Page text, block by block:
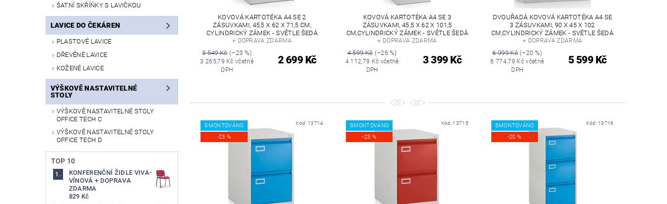
ŠATNÍ SKŘÍŇKY S LAVIČKOU
LAVICE DO ČEKÁREN
PLASTOVÉ LAVICE
DŘEVĚNÉ LAVICE
KOŽENÉ LAVICE
VÝŠKOVĚ NASTAVITELNÉ
STOLY
VÝŠKOVĚ NASTAVITELNÉ STOLY
OFFICE TECH C
VÝŠKOVĚ NASTAVITELNÉ STOLY
OFFICE TECH D
TOP 10
KONFERENČNÍ ŽIDLE VIVA-
VÍNOVÁ + DOPRAVA
ZDARMA
829 Kč
KOVOVÁ KARTOTÉKA A4 SE 2
ZÁSUVKAMI, 45,5 X 62 X 71,5 CM,
CYLINDRICKÝ ZÁMEK - SVĚTLE ŠEDÁ
+ DOPRAVA ZDARMA
3 549 Kč(–23 %)
3 265,79 Kč včetně
DPH
2 699 Kč
KOVOVÁ KARTOTÉKA A4 SE 3
ZÁSUVKAMI, 45,5 X 62 X 101,5
CM,CYLINDRICKÝ ZÁMEK - SVĚTLE ŠEDÁ
+ DOPRAVA ZDARMA
4 599 Kč(–26 %)
4 112,79 Kč včetně
DPH
3 399 Kč
DVOUŘADÁ KOVOVÁ KARTOTÉKA A4 SE
3 ZÁSUVKAMI, 90 X 45 X 102
CM,CYLINDRICKÝ ZÁMEK - SVĚTLE ŠEDÁ
+ DOPRAVA ZDARMA
6 999 Kč(–20 %)
6 774,79 Kč včetně
DPH
5 599 Kč
SMONTOVÁNO
-23 %
Kód: 13714
SMONTOVÁNO
-23 %
Kód: 13715
SMONTOVÁNO
-20 %
Kód: 13716